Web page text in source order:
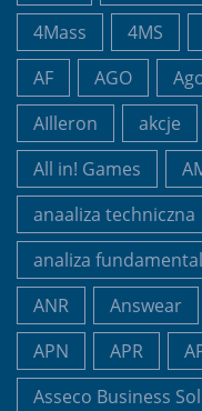
4Mass
4MS
AF
AGO
AIlleron
akcje
All in! Games
anaaliza techniczna
analiza
ANR
Answear
APN
APR
Asseco Business